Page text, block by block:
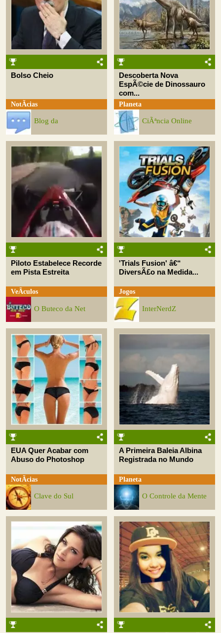
Bolso Cheio
NotÃ­cias
Blog da
Descoberta Nova
EspÃ©cie de Dinossauro
com...
Planeta
CiÃªncia Online
Piloto Estabelece Recorde
em Pista Estreita
VeÃ­culos
O Buteco da Net
'Trials Fusion' â€“
DiversÃ£o na Medida...
Jogos
InterNerdZ
EUA Quer Acabar com
Abuso do Photoshop
NotÃ­cias
Clave do Sul
A Primeira Baleia Albina
Registrada no Mundo
Planeta
O Controle da Mente